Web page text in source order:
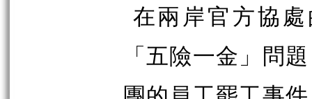
在兩岸官方協
「五險一金」問